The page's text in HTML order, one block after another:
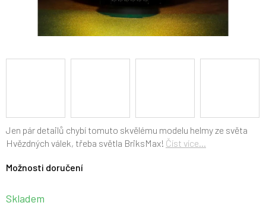
Skladem
Možnosti doručení
Jen pár detailů chybí tomuto skvělému modelu helmy ze světa
Hvězdných válek, třeba světla BriksMax! Číst více...